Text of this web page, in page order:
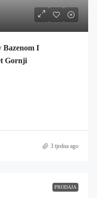
I
Gornji
3 tjedna ago
PRODAJA